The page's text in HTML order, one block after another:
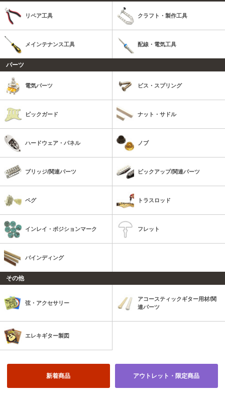
リペア工具 クラフト・製作工具
メインテナンス工具 配線・電気工具
パーツ
電気パーツ ビス・スプリング
ピックガード ナット・サドル
ハードウェア・パネル ノブ
ブリッジ/関連パーツ ピックアップ/関連パーツ
ペグ トラスロッド
インレイ・ポジションマーク フレット
バインディング
その他
弦・アクセサリー
アコースティックギター用材/関
連パーツ
エレキギター製図
新着商品 アウトレット・限定商品